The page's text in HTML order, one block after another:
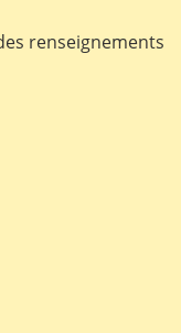
renseignements